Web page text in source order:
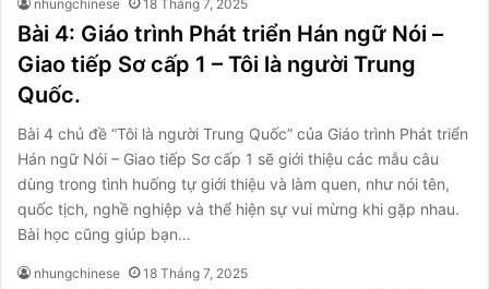
nhungchinese 18 Tháng 7, 2025
Bài 4: Giáo trình Phát triển Hán ngữ Nói –
Giao tiếp Sơ cấp 1 – Tôi là người Trung
Quốc.
Bài 4 chủ đề “Tôi là người Trung Quốc” của Giáo trình Phát triển
Hán ngữ Nói – Giao tiếp Sơ cấp 1 sẽ giới thiệu các mẫu câu
dùng trong tình huống tự giới thiệu và làm quen, như nói tên,
quốc tịch, nghề nghiệp và thể hiện sự vui mừng khi gặp nhau.
Bài học cũng giúp bạn…
nhungchinese 18 Tháng 7, 2025